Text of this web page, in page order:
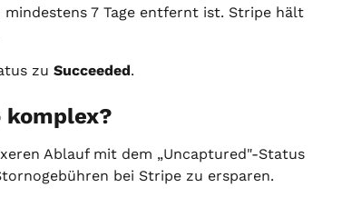
7 Tage entfernt ist. Stripe hält
zu Succeeded.
komplex?
Ablauf mit dem „Uncaptured"-Status
bei Stripe zu ersparen.